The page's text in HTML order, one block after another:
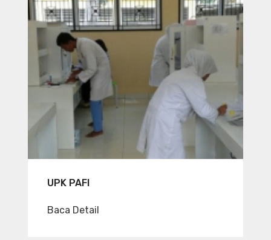
UPK PAFI
Baca Detail